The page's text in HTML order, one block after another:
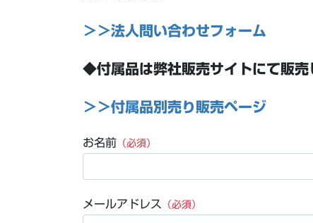
＞＞法人問い合わせフォーム
◆付属品は弊社販売サイトにて販売
＞＞付属品別売り販売ページ
お名前 （必須）
メールアドレス （必須）